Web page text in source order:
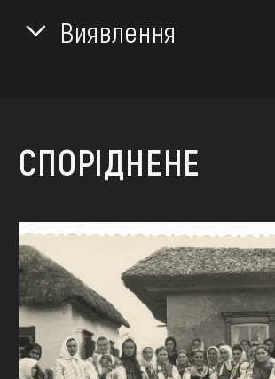
Виявлення
СПОРІДНЕНЕ